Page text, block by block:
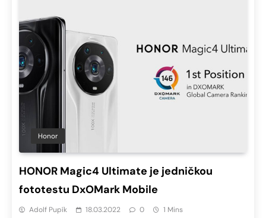
Honor
HONOR Magic4 Ultimate je jedničkou
fototestu DxOMark Mobile
Adolf Pupík 18.03.2022 0 1 Mins